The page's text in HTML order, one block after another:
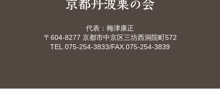
代表：梅津康正
〒604-8277 京都市中京区三坊西洞院町572
TEL.075-254-3833/FAX.075-254-3839